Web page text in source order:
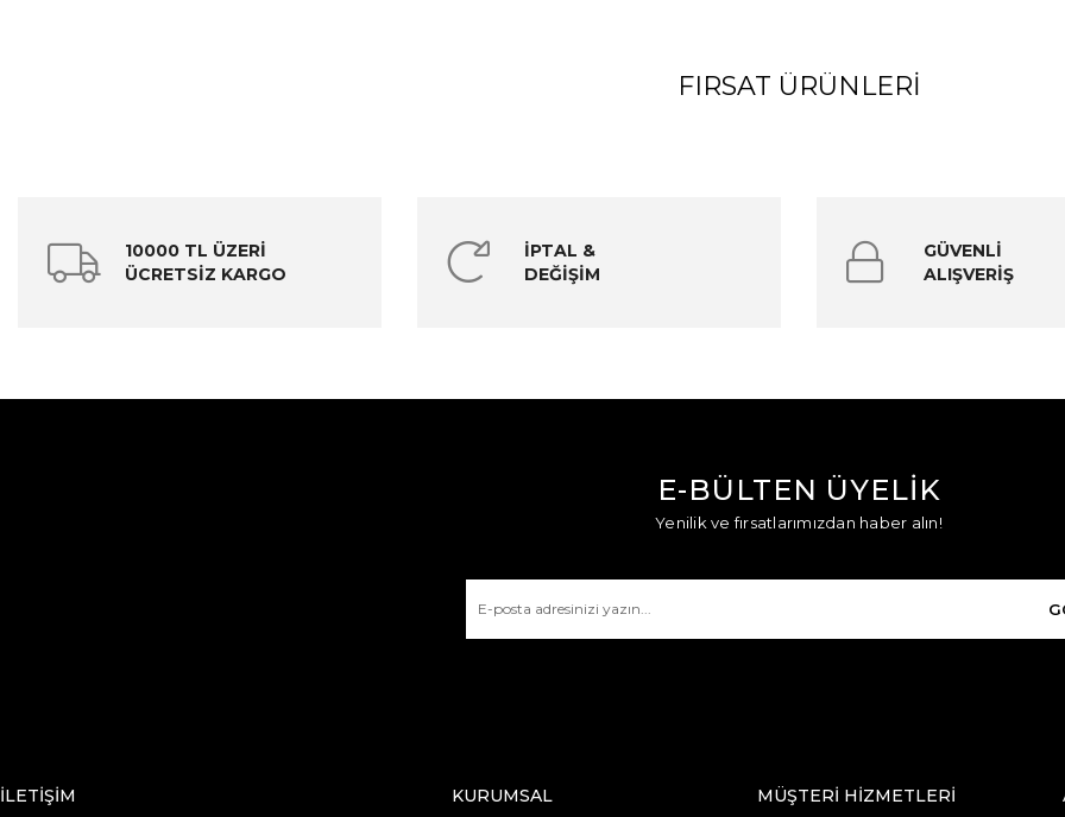
FIRSAT ÜRÜNLERI
10000 TL ÜZERİ
ÜCRETSİZ KARGO
İPTAL &
DEĞİŞİM
GÜVENLİ
ALIŞVERİŞ
E-BÜLTEN ÜYELİK
Yenilik ve fırsatlarımızdan haber alın!
İLETİŞİM KURUMSAL MÜŞTERİ HİZMETLERİ